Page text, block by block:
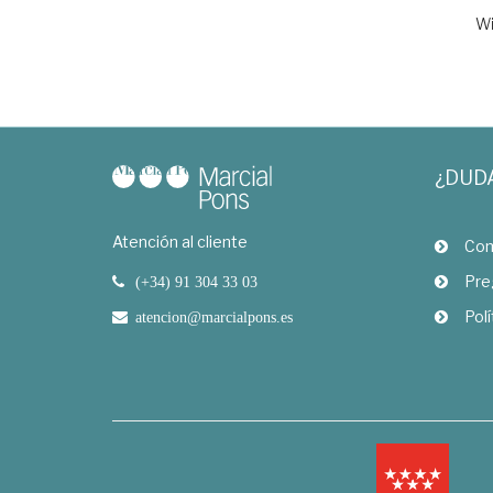
Atención al cliente
(+34) 91 304 33 03
atencion@marcialpons.es